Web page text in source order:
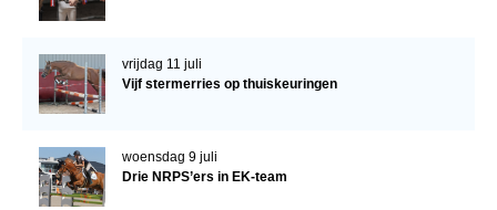
vrijdag 11 juli
Vijf stermerries op thuiskeuringen
woensdag 9 juli
Drie NRPS’ers in EK-team